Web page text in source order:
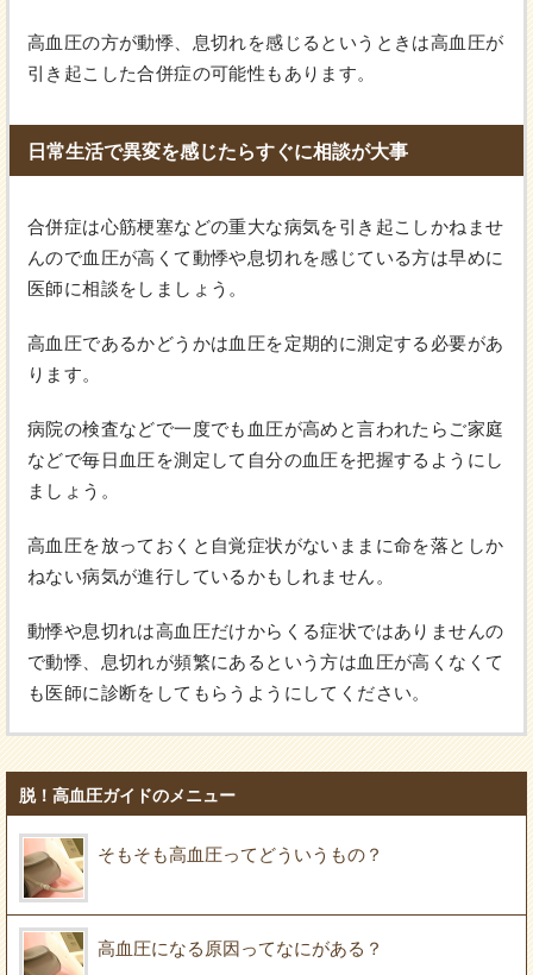
高血圧の方が動悸、息切れを感じるというときは高血圧が
引き起こした合併症の可能性もあります。
日常生活で異変を感じたらすぐに相談が大事
合併症は心筋梗塞などの重大な病気を引き起こしかねませ
んので血圧が高くて動悸や息切れを感じている方は早めに
医師に相談をしましょう。
高血圧であるかどうかは血圧を定期的に測定する必要があ
ります。
病院の検査などで一度でも血圧が高めと言われたらご家庭
などで毎日血圧を測定して自分の血圧を把握するようにし
ましょう。
高血圧を放っておくと自覚症状がないままに命を落としか
ねない病気が進行しているかもしれません。
動悸や息切れは高血圧だけからくる症状ではありませんの
で動悸、息切れが頻繁にあるという方は血圧が高くなくて
も医師に診断をしてもらうようにしてください。
脱！高血圧ガイドのメニュー
そもそも高血圧ってどういうもの？
高血圧になる原因ってなにがある？